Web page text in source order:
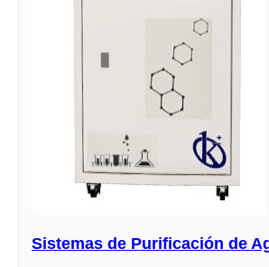
Sistemas de Purificación de